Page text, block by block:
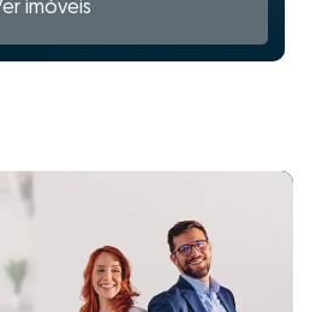
imóveis